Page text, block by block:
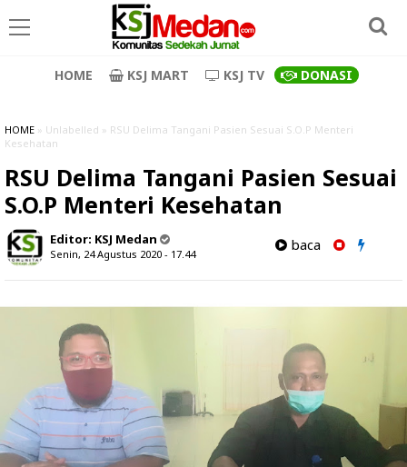
HOME KSJ MART KSJ TV DONASI
HOME » Unlabelled » RSU Delima Tangani Pasien Sesuai S.O.P Menteri
Kesehatan
RSU Delima Tangani Pasien Sesuai
S.O.P Menteri Kesehatan
Editor: KSJ Medan
Senin, 24 Agustus 2020 - 17.44
baca